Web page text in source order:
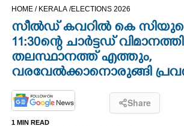
OPINION
LIFESTYLE
HOME / KERALA /ELECTIONS 2026
സീല്‍ഡ് കവറില്‍ കെ
11:30ന്റെ ചാര്‍ട്ടഡ്
തലസ്ഥാനത്ത് എത്തും,
വരവേല്‍ക്കാനൊരുങ്ങി
Share
1 MIN READ